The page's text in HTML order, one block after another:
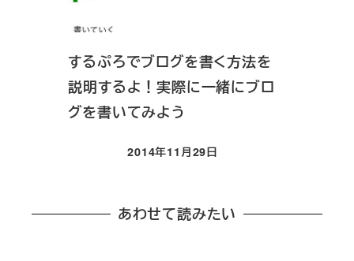
するぷろでブログを書く方法を
説明するよ！実際に一緒にブロ
グを書いてみよう
投稿日
2014年11月29日
あわせて読みたい